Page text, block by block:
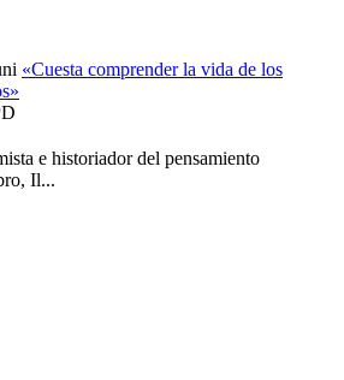
«Cuesta comprender la vida de los
e historiador del pensamiento
Il...